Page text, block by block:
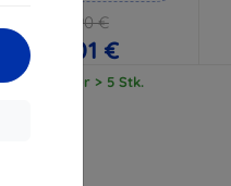
18,90 €
17,01 €
Auf Lager > 5 Stk.